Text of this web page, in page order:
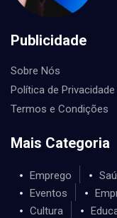
Publicidade
Sobre Nós
Política de Privacidade
Termos e Condições
Mais Categoria
Emprego
Eventos
Cultura